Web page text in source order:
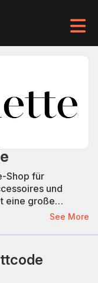
Shop für
und
eine große
Prada, Michael
geprüfter Echtheit
Genuss. Mit
und
See More